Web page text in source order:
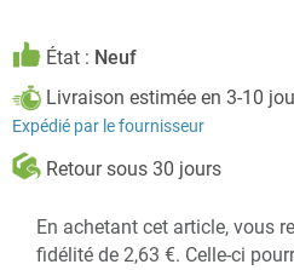
État : Neuf
Livraison estimée en 3-10
Expédié par le fournisseur
Retour sous 30 jours
En achetant cet article, vous
fidélité de 2,63 €. Celle-ci